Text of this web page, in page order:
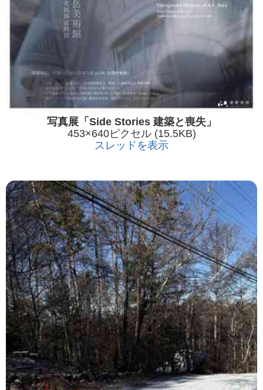
写真展「Side Stories 建築と喪失」
453×640ピクセル (15.5KB)
スレッドを表示